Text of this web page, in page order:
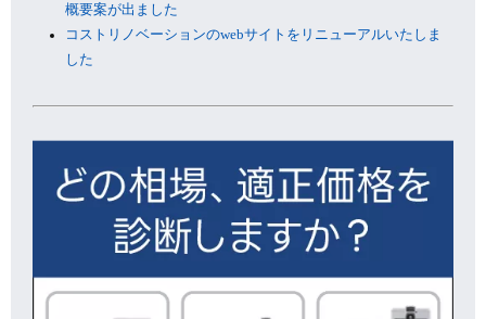
概要案が出ました
コストリノベーションのwebサイトをリニューアルいたしま
した